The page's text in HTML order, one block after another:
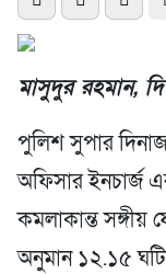
মাসুদুর রহমান,
পুলিশ সুপার
অফিসার
কমলাকান্ত
অনুমান ১২.১৫